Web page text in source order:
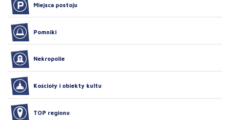
Miejsca postoju
Pomniki
Nekropolie
Kościoły i obiekty kultu
TOP regionu